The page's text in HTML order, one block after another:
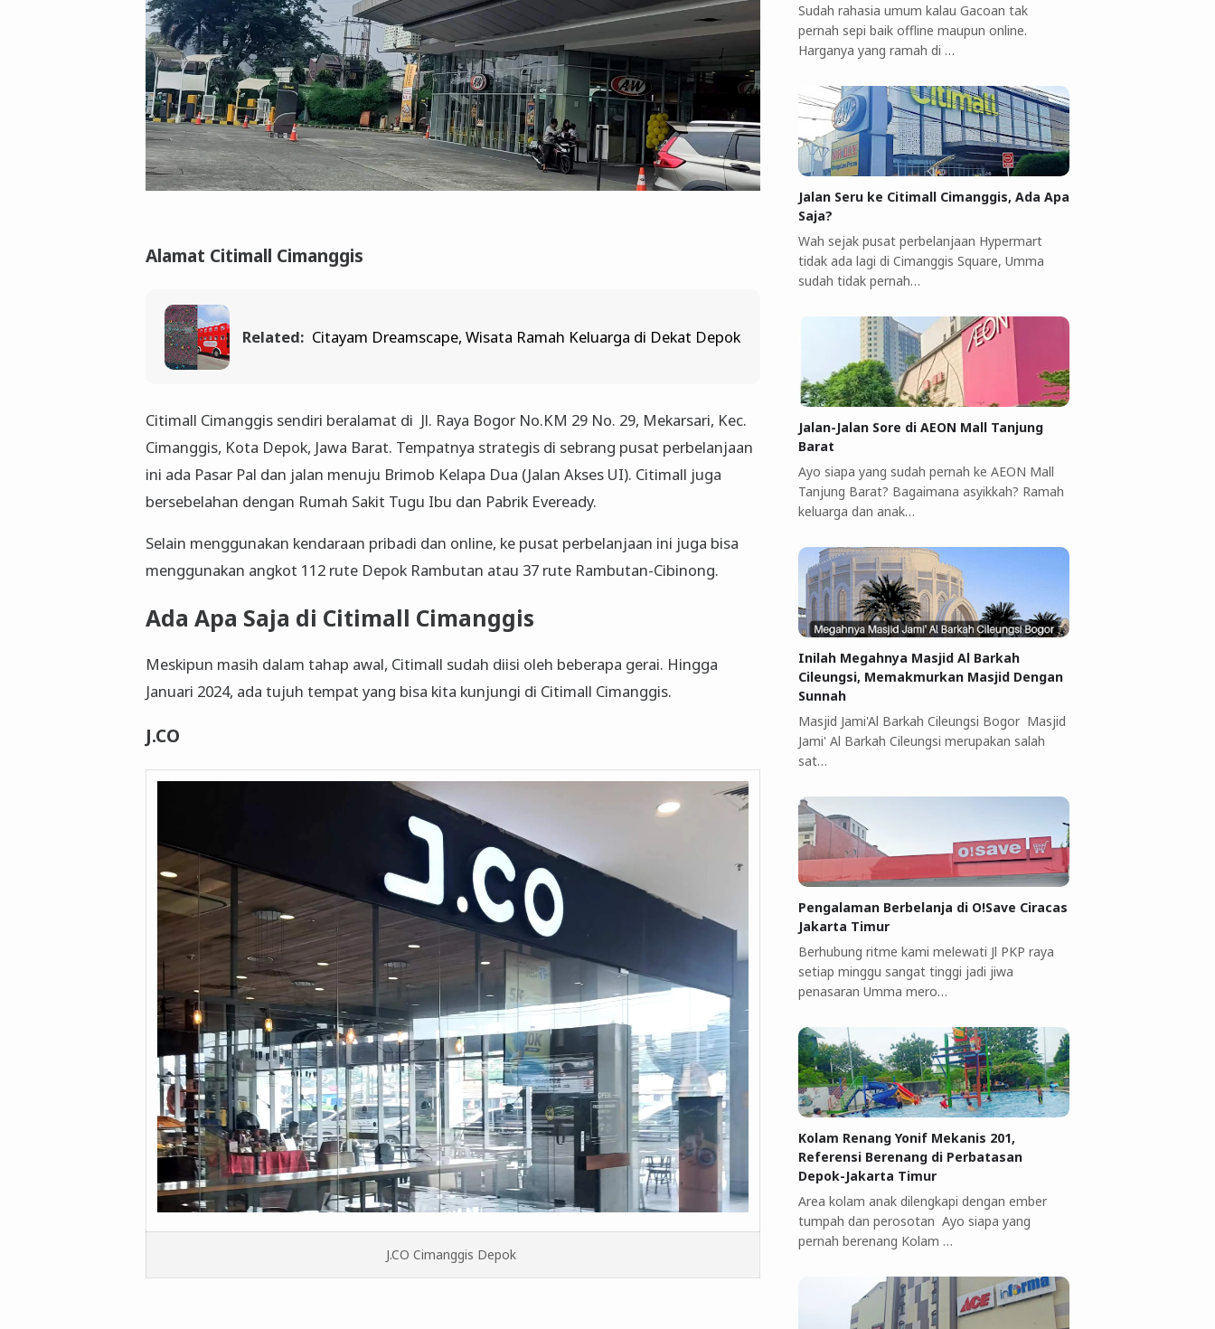
Alamat Citimall Cimanggis
Related: Citayam Dreamscape, Wisata Ramah Keluarga di Dekat Depok
Citimall Cimanggis sendiri beralamat di Jl. Raya Bogor No.KM 29 No. 29, Mekarsari, Kec.
Cimanggis, Kota Depok, Jawa Barat. Tempatnya strategis di sebrang pusat perbelanjaan
ini ada Pasar Pal dan jalan menuju Brimob Kelapa Dua (Jalan Akses UI). Citimall juga
bersebelahan dengan Rumah Sakit Tugu Ibu dan Pabrik Eveready.
Selain menggunakan kendaraan pribadi dan online, ke pusat perbelanjaan ini juga bisa
menggunakan angkot 112 rute Depok Rambutan atau 37 rute Rambutan-Cibinong.
Ada Apa Saja di Citimall Cimanggis
Meskipun masih dalam tahap awal, Citimall sudah diisi oleh beberapa gerai. Hingga
Januari 2024, ada tujuh tempat yang bisa kita kunjungi di Citimall Cimanggis.
J.CO
J.CO Cimanggis Depok
Sudah rahasia umum kalau Gacoan tak
pernah sepi baik offline maupun online.
Harganya yang ramah di …
Jalan Seru ke Citimall Cimanggis, Ada Apa
Saja?
Wah sejak pusat perbelanjaan Hypermart
tidak ada lagi di Cimanggis Square, Umma
sudah tidak pernah…
Jalan-Jalan Sore di AEON Mall Tanjung
Barat
Ayo siapa yang sudah pernah ke AEON Mall
Tanjung Barat? Bagaimana asyikkah? Ramah
keluarga dan anak…
Inilah Megahnya Masjid Al Barkah
Cileungsi, Memakmurkan Masjid Dengan
Sunnah
Masjid Jami'Al Barkah Cileungsi Bogor Masjid
Jami' Al Barkah Cileungsi merupakan salah
sat…
Pengalaman Berbelanja di O!Save Ciracas
Jakarta Timur
Berhubung ritme kami melewati Jl PKP raya
setiap minggu sangat tinggi jadi jiwa
penasaran Umma mero…
Kolam Renang Yonif Mekanis 201,
Referensi Berenang di Perbatasan
Depok-Jakarta Timur
Area kolam anak dilengkapi dengan ember
tumpah dan perosotan Ayo siapa yang
pernah berenang Kolam …